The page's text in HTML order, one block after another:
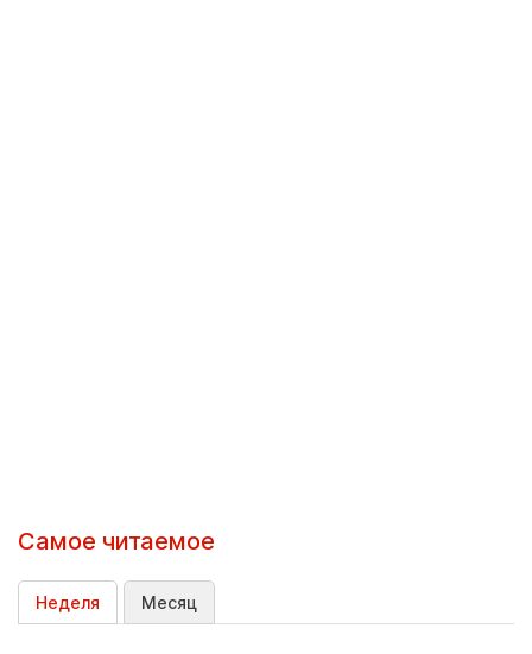
Самое читаемое
Неделя Месяц